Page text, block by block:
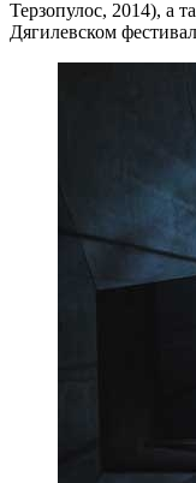
Терзопулос, 2014), а
Дягилевском